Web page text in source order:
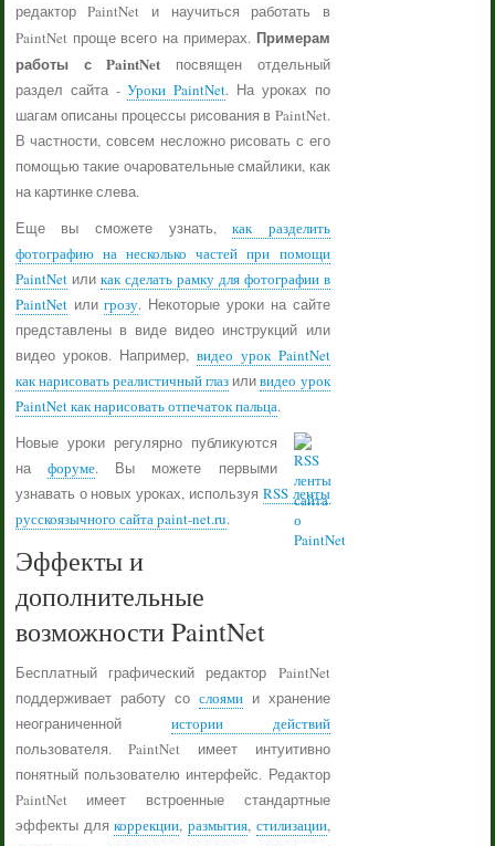
редактор PaintNet и научиться работать в
PaintNet проще всего на примерах. Примерам
работы с PaintNet посвящен отдельный
раздел сайта -Уроки PaintNet. На уроках по
шагам описаны процессы рисования в PaintNet.
В частности, совсем несложно рисовать с его
помощью такие очаровательные смайлики, как
на картинке слева.
Еще вы сможете узнать,как разделить
фотографию на несколько частей при помощи
PaintNetили как сделать рамку для фотографии в
PaintNetилигрозу. Некоторые уроки на сайте
представлены в виде видео инструкций или
видео уроков. Например, видео урок PaintNet
как нарисовать реалистичный глаз иливидео урок
PaintNet как нарисовать отпечаток пальца.
Новые уроки регулярно публикуются
нафоруме. Вы можете первыми
узнавать о новых уроках, используя RSS ленты
русскоязычного сайта paint-net.ru.
Эффекты и
дополнительные
возможности PaintNet
Бесплатный графический редактор PaintNet
поддерживает работу со слоямии хранение
неограниченной истории действий
пользователя. PaintNet имеет интуитивно
понятный пользователю интерфейс. Редактор
PaintNet имеет встроенные стандартные
эффекты длякоррекции, размытия, стилизации,